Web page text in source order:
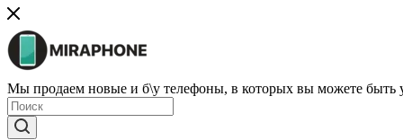
Мы продаем новые и б\у телефоны, в которых вы можете быть